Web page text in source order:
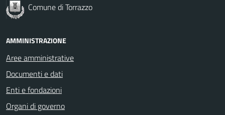
Comune di Torrazzo
AMMINISTRAZIONE
Aree amministrative
Documenti e dati
Enti e fondazioni
Organi di governo